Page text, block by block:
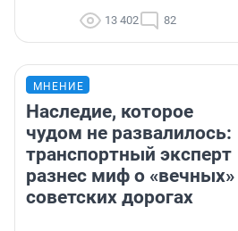
13 402 82
МНЕНИЕ
Наследие, которое
чудом не развалилось:
транспортный эксперт
разнес миф о «вечных»
советских дорогах